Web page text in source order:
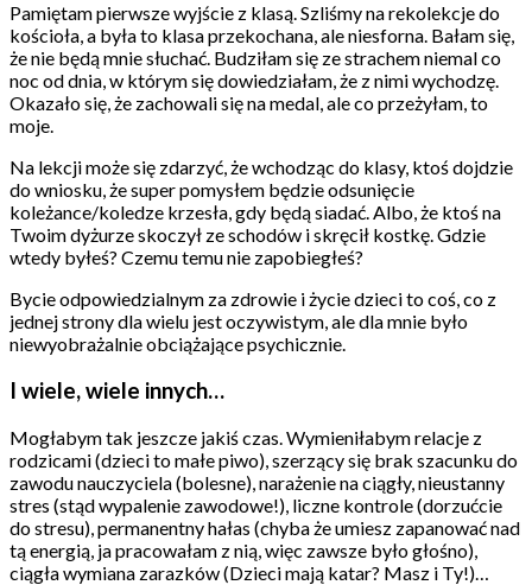
Pamiętam pierwsze wyjście z klasą. Szliśmy na rekolekcje do
kościoła, a była to klasa przekochana, ale niesforna. Bałam się,
że nie będą mnie słuchać. Budziłam się ze strachem niemal co
noc od dnia, w którym się dowiedziałam, że z nimi wychodzę.
Okazało się, że zachowali się na medal, ale co przeżyłam, to
moje.
Na lekcji może się zdarzyć, że wchodząc do klasy, ktoś dojdzie
do wniosku, że super pomysłem będzie odsunięcie
koleżance/koledze krzesła, gdy będą siadać. Albo, że ktoś na
Twoim dyżurze skoczył ze schodów i skręcił kostkę. Gdzie
wtedy byłeś? Czemu temu nie zapobiegłeś?
Bycie odpowiedzialnym za zdrowie i życie dzieci to coś, co z
jednej strony dla wielu jest oczywistym, ale dla mnie było
niewyobrażalnie obciążające psychicznie.
I wiele, wiele innych…
Mogłabym tak jeszcze jakiś czas. Wymieniłabym relacje z
rodzicami (dzieci to małe piwo), szerzący się brak szacunku do
zawodu nauczyciela (bolesne), narażenie na ciągły, nieustanny
stres (stąd wypalenie zawodowe!), liczne kontrole (dorzućcie
do stresu), permanentny hałas (chyba że umiesz zapanować nad
tą energią, ja pracowałam z nią, więc zawsze było głośno),
ciągła wymiana zarazków (Dzieci mają katar? Masz i Ty!)…